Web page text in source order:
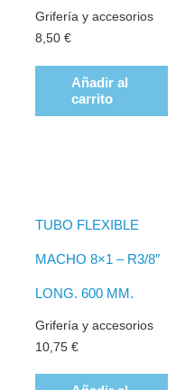
Grifería y accesorios
8,50€
Añadir al
carrito
TUBO FLEXIBLE
MACHO 8×1 – R3/8″
LONG. 600 MM.
Grifería y accesorios
10,75€